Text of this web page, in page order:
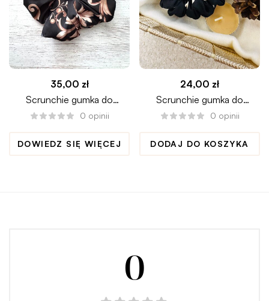
35,00 zł
Scrunchie gumka do
włosów LUXURY maxi
0 opinii
DOWIEDZ SIĘ WIĘCEJ
24,00 zł
Scrunchie gumka do
włosów MIDNIGHTDOTS
0 opinii
DODAJ DO KOSZYKA
0